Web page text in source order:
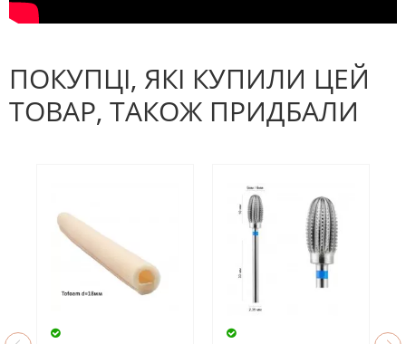
ПОКУПЦІ, ЯКІ КУПИЛИ ЦЕЙ
ТОВАР, ТАКОЖ ПРИДБАЛИ